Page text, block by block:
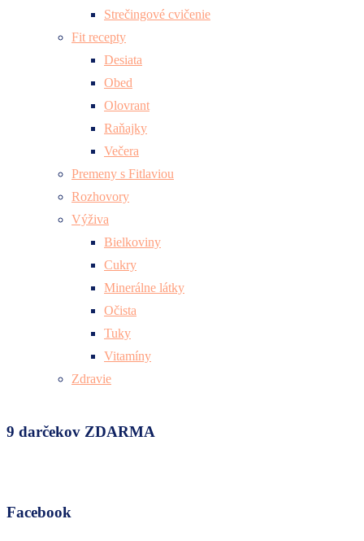
Strečingové cvičenie
Fit recepty
Desiata
Obed
Olovrant
Raňajky
Večera
Premeny s Fitlaviou
Rozhovory
Výživa
Bielkoviny
Cukry
Minerálne látky
Očista
Tuky
Vitamíny
Zdravie
9 darčekov ZDARMA
Facebook